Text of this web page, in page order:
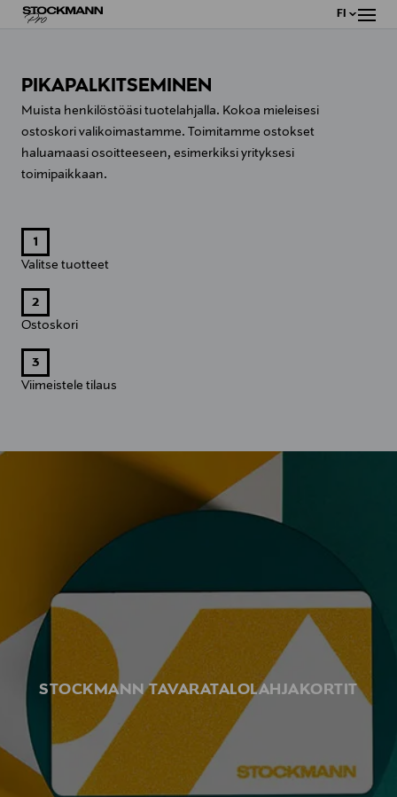
FI
PIKAPALKITSEMINEN
Muista henkilöstöäsi tuotelahjalla. Kokoa mieleisesi
ostoskori valikoimastamme. Toimitamme ostokset
haluamaasi osoitteeseen, esimerkiksi yrityksesi
toimipaikkaan.
1
Valitse tuotteet
2
Ostoskori
3
Viimeistele tilaus
STOCKMANN TAVARATALOLAHJAKORTIT